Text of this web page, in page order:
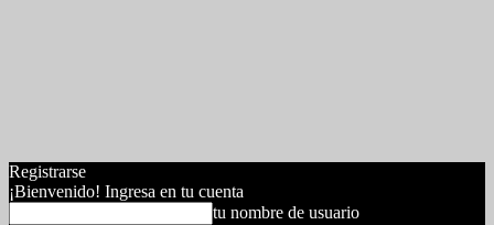
Registrarse
¡Bienvenido! Ingresa en tu cuenta
tu nombre de usuario